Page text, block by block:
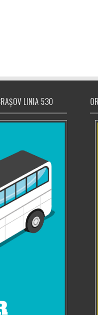
LINIA 530